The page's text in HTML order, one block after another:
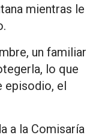
mientras le
un familiar
lo que
episodio, el
a la Comisaría